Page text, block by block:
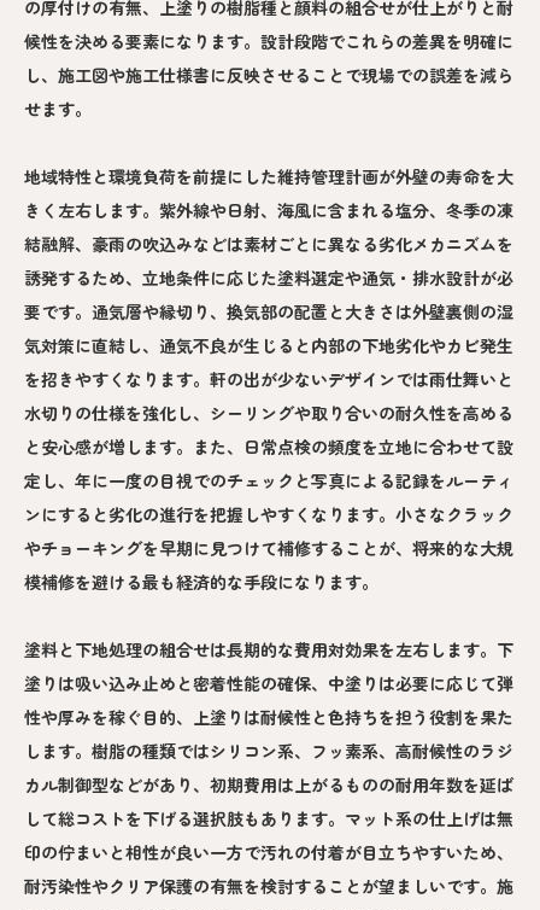
の厚付けの有無、上塗りの樹脂種と顔料の組合せが仕上がりと耐
候性を決める要素になります。設計段階でこれらの差異を明確に
し、施工図や施工仕様書に反映させることで現場での誤差を減ら
せます。
地域特性と環境負荷を前提にした維持管理計画が外壁の寿命を大
きく左右します。紫外線や日射、海風に含まれる塩分、冬季の凍
結融解、豪雨の吹込みなどは素材ごとに異なる劣化メカニズムを
誘発するため、立地条件に応じた塗料選定や通気・排水設計が必
要です。通気層や縁切り、換気部の配置と大きさは外壁裏側の湿
気対策に直結し、通気不良が生じると内部の下地劣化やカビ発生
を招きやすくなります。軒の出が少ないデザインでは雨仕舞いと
水切りの仕様を強化し、シーリングや取り合いの耐久性を高める
と安心感が増します。また、日常点検の頻度を立地に合わせて設
定し、年に一度の目視でのチェックと写真による記録をルーティ
ンにすると劣化の進行を把握しやすくなります。小さなクラック
やチョーキングを早期に見つけて補修することが、将来的な大規
模補修を避ける最も経済的な手段になります。
塗料と下地処理の組合せは長期的な費用対効果を左右します。下
塗りは吸い込み止めと密着性能の確保、中塗りは必要に応じて弾
性や厚みを稼ぐ目的、上塗りは耐候性と色持ちを担う役割を果た
します。樹脂の種類ではシリコン系、フッ素系、高耐候性のラジ
カル制御型などがあり、初期費用は上がるものの耐用年数を延ば
して総コストを下げる選択肢もあります。マット系の仕上げは無
印の佇まいと相性が良い一方で汚れの付着が目立ちやすいため、
耐汚染性やクリア保護の有無を検討することが望ましいです。施